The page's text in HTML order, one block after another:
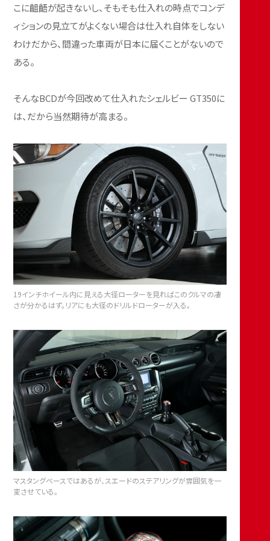
こに齟齬が起きないし、そもそも仕入れの時点でコンデ
ィションの見立てがよくない場合は仕入れ自体をしない
わけだから、間違った車両が日本に届くことがないので
ある。
そんなBCDが今回改めて仕入れたシェルビー GT350に
は、だから当然期待が高まる。
19インチホイール内に見える大径ローターを見ればこのクルマの凄
さが分かるはず。リアにも大径のドリルドローターが入る。
マスタングベースではあるが、スエードのステアリングが雰囲気を一
変させている。